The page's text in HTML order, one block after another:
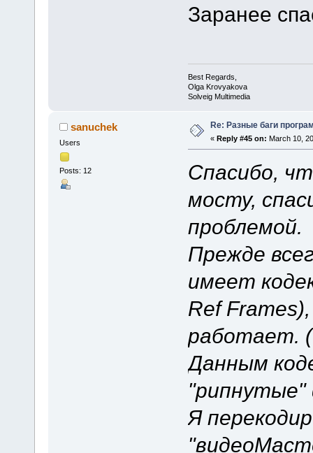
Заранее
Best Regards,
Olga Krovyakova
Solveig Multimedia
sanuchek
Users
Posts: 12
Re: Разные баги
« Reply #45 on: March 10,
Спасибо,
мосту,
проблемой.
Прежде
имеет
Ref
работает. (
Данным
Я